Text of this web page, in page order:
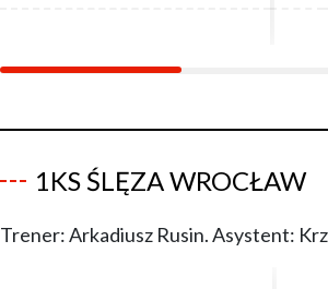
1KS ŚLĘZA WROCŁAW
Trener: Arkadiusz Rusin. Asystent: